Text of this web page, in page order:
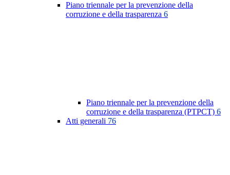
Piano triennale per la prevenzione della
corruzione e della trasparenza 6
Piano triennale per la prevenzione della
corruzione e della trasparenza (PTPCT) 6
Atti generali 76